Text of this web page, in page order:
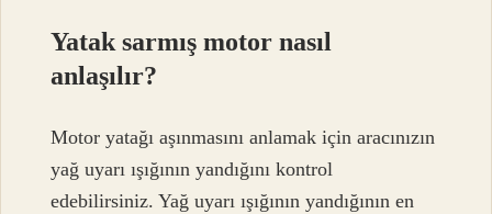
Yatak sarmış motor nasıl
anlaşılır?
Motor yatağı aşınmasını anlamak için aracınızın
yağ uyarı ışığının yandığını kontrol
edebilirsiniz. Yağ uyarı ışığının yandığının en